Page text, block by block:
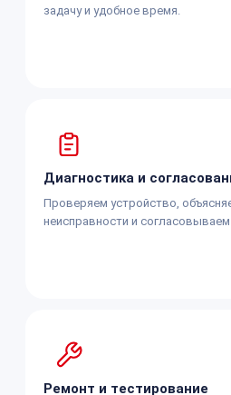
задачу и удобное время.
Диагностика и
Проверяем устройство,
неисправности и согласовываем
Ремонт и тестирование